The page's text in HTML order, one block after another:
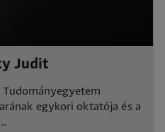
Judit
Tudományegyetem
egykori oktatója és a